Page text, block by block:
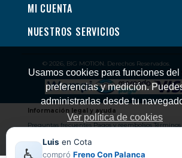
Usamos cookies para funciones del
preferencias y medición.
administrarlas desde tu
Ver política de cookies
MI CUENTA
NUESTROS SERVICIOS
© 2026, BIG MOTION. Derechos Reservados.
Información legal y ayuda
Preguntas frecuentes Pagos y reembolsos
cookies Tratamiento de datos
♿
Luis en Cota
compró Freno Con Palanca